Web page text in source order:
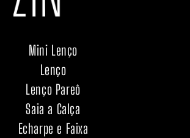
Mini Lenço
Lenço
Lenço Pareô
Saia a Calça
Echarpe e Faixa